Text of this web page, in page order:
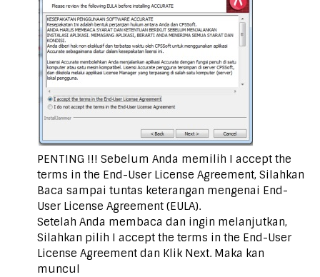
PENTING !!! Sebelum Anda memilih I accept the
terms in the End-User License Agreement, Silahkan
Baca sampai tuntas keterangan mengenai End-
User License Agreement (EULA).
Setelah Anda membaca dan ingin melanjutkan,
Silahkan pilih I accept the terms in the End-User
License Agreement dan Klik Next. Maka kan
muncul